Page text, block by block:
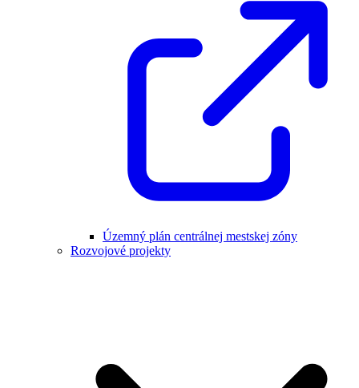
Územný plán centrálnej mestskej zóny
Rozvojové projekty